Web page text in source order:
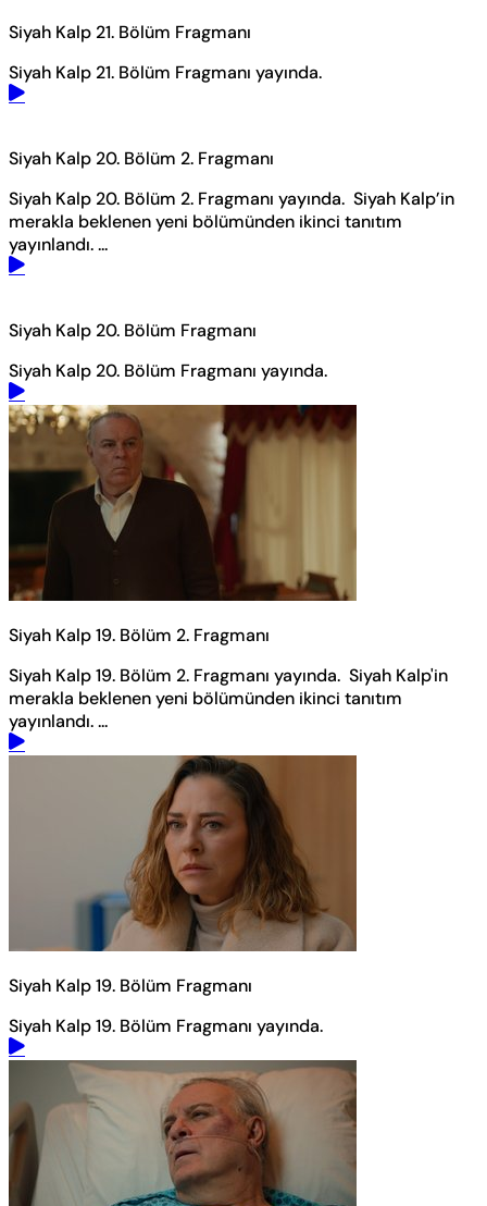
Siyah Kalp 21. Bölüm Fragmanı
Siyah Kalp 21. Bölüm Fragmanı yayında.
Siyah Kalp 20. Bölüm 2. Fragmanı
Siyah Kalp 20. Bölüm 2. Fragmanı yayında. Siyah Kalp’in
merakla beklenen yeni bölümünden ikinci tanıtım
yayınlandı. ...
Siyah Kalp 20. Bölüm Fragmanı
Siyah Kalp 20. Bölüm Fragmanı yayında.
Siyah Kalp 19. Bölüm 2. Fragmanı
Siyah Kalp 19. Bölüm 2. Fragmanı yayında. Siyah Kalp'in
merakla beklenen yeni bölümünden ikinci tanıtım
yayınlandı. ...
Siyah Kalp 19. Bölüm Fragmanı
Siyah Kalp 19. Bölüm Fragmanı yayında.